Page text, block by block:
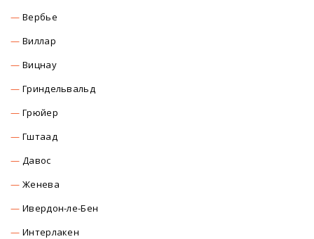
Вербье
Виллар
Вицнау
Гриндельвальд
Грюйер
Гштаад
Давос
Женева
Ивердон-ле-Бен
Интерлакен